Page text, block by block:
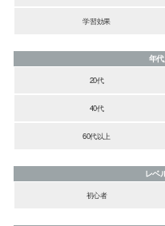
学習効果
年
20代
40代
60代以上
レベ
初心者